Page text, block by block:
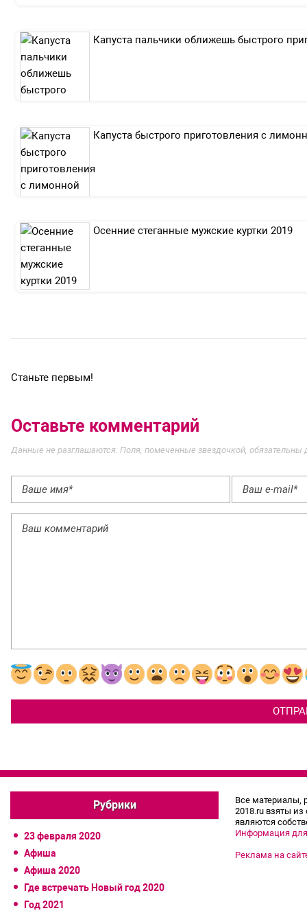
Капуста пальчики оближешь быстрого
Капуста быстрого приготовления с
Осенние стеганные мужские куртки 2019
Станьте первым!
Оставьте комментарий
Данные не разглашаются. Поля, помеченные звездочкой, обязательны
Рубрики
23 февраля 2020
Афиша
Афиша 2020
Где встречать Новый год 2020
Год 2021
Все материалы,
2018.ru взяты
являются
Информация
Реклама на